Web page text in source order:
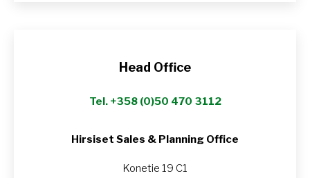
Head Office
Tel. +358 (0)50 470 3112
Hirsiset Sales & Planning Office
Konetie 19 C1